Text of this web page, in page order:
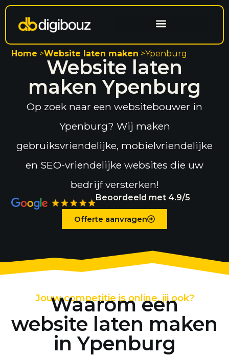
Home >Website laten maken >Ypenburg
Website laten
maken Ypenburg
Op zoek naar een websitebouwer in
Ypenburg? Wij maken
gebruiksvriendelijke, mobielvriendelijke
en SEO-vriendelijke websites die uw
bedrijf versterken!
Beoordeeld met 4.9/5
Offerte aanvragen
Jouw competitie is online, jij ook?
Waarom een
website laten maken
in Ypenburg